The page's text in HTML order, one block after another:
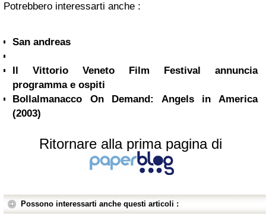
Potrebbero interessarti anche :
San andreas
Il Vittorio Veneto Film Festival annuncia
programma e ospiti
Bollalmanacco On Demand: Angels in America
(2003)
Ritornare alla prima pagina di
Possono interessarti anche questi articoli :